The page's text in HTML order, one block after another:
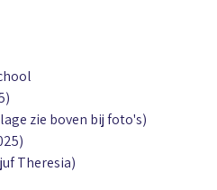
zie boven bij foto's)
Theresia)